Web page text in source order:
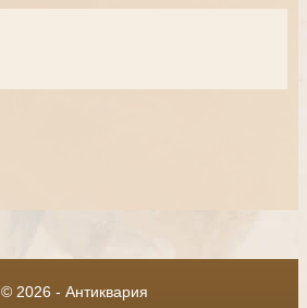
© 2026 - Антиквария